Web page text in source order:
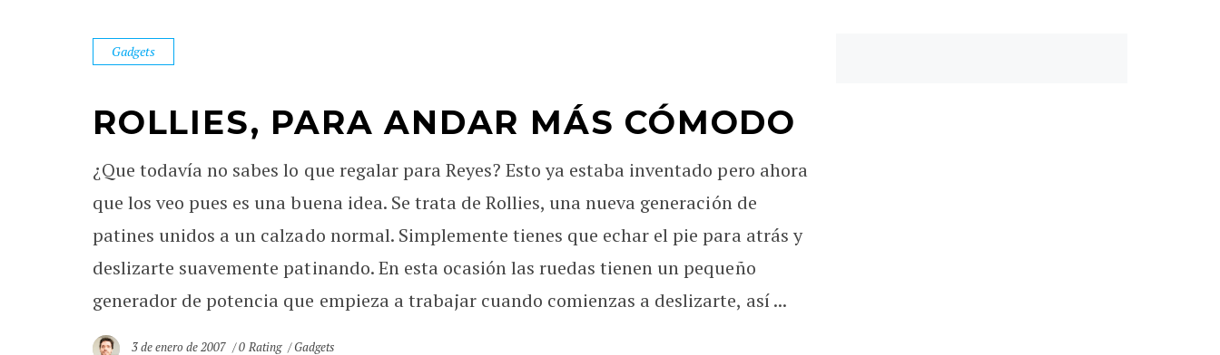
Gadgets
ROLLIES, PARA ANDAR MÁS CÓMODO
¿Que todavía no sabes lo que regalar para Reyes? Esto ya estaba inventado pero ahora
que los veo pues es una buena idea. Se trata de Rollies, una nueva generación de
patines unidos a un calzado normal. Simplemente tienes que echar el pie para atrás y
deslizarte suavemente patinando. En esta ocasión las ruedas tienen un pequeño
generador de potencia que empieza a trabajar cuando comienzas a deslizarte, así ...
3 de enero de 2007 0 Rating Gadgets